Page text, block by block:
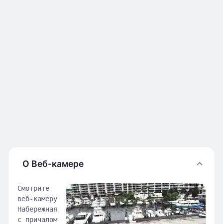
О Веб-камере
Смотрите
веб-камеру
Набережная
с причалом